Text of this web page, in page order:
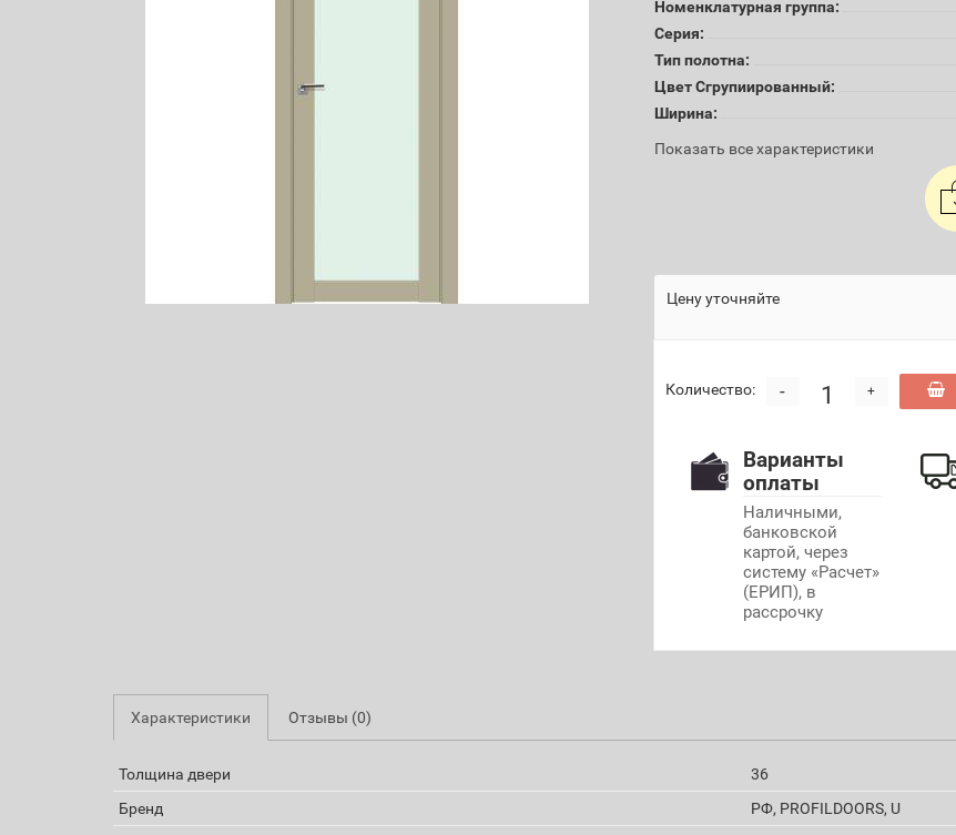
Номенклатурная группа:
Серия:
Тип полотна:
Цвет Сгрупиированный:
Ширина:
Показать все характеристики
Цену уточняйте
Количество: +
-
Варианты
оплаты
Наличными,
банковской
картой, через
систему «Расчет»
(ЕРИП), в
рассрочку
Характеристики Отзывы (0)
Толщина двери
36
Бренд
РФ, PROFILDOORS, U